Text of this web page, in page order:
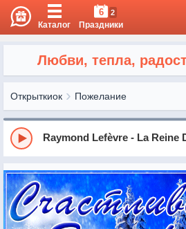
Каталог
6 2
Праздники
Любви, тепла,
Открыткиок Пожелание
Raymond Lefèvre - La Reine